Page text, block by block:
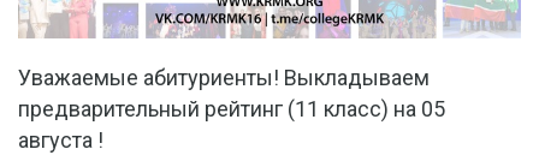
Уважаемые абитуриенты! Выкладываем
предварительный рейтинг (11 класс) на 05
августа !